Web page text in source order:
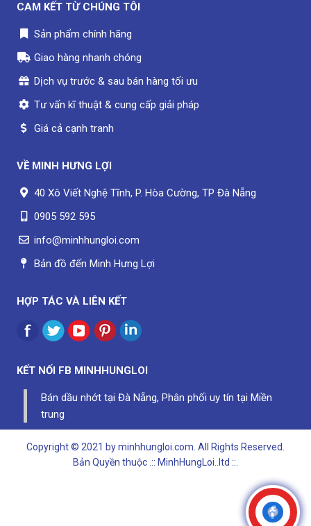
CAM KẾT TỪ CHÚNG TÔI
Sản phẩm chính hãng
Giao hàng nhanh chóng
Dịch vụ trước & sau bán hàng tối ưu
Tư vấn kĩ thuật & cung cấp giải pháp
Giá cả cạnh tranh
VỀ MINH HƯNG LỢI
40 Xô Viết Nghệ Tĩnh, P. Hòa Cường, TP Đà Nẵng
0905 592 595
info@minhhungloi.com
Bản đồ đến Minh Hưng Lợi
HỢP TÁC VÀ LIÊN KẾT
KẾT NỐI FB MINHHUNGLOI
Bán dầu nhớt tại Đà Nẵng, Phân phối uy tín tại Miền
trung
Copyright © 2021 by minhhungloi.com. All Rights Reserved.
Bản Quyền thuộc .:: MinhHungLoi..ltd ::.